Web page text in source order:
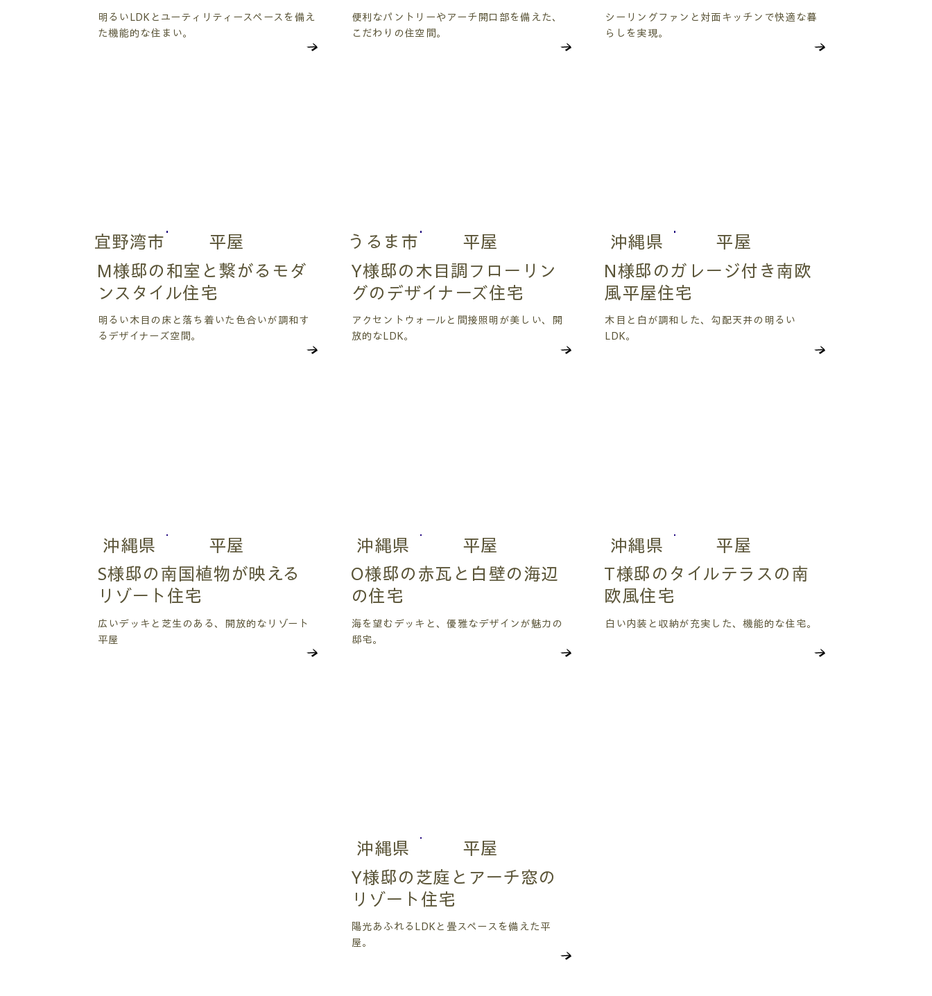
明るいLDKとユーティリティースペースを備え
た機能的な住まい。
便利なパントリーやアーチ開口部を備えた、
こだわりの住空間。
シーリングファンと対面キッチンで快適な暮
らしを実現。
宜野湾市
平屋
M様邸の和室と繋がるモダ
ンスタイル住宅
明るい木目の床と落ち着いた色合いが調和す
るデザイナーズ空間。
うるま市
平屋
Y様邸の木目調フローリン
グのデザイナーズ住宅
アクセントウォールと間接照明が美しい、開
放的なLDK。
沖縄県
平屋
N様邸のガレージ付き南欧
風平屋住宅
木目と白が調和した、勾配天井の明るい
LDK。
沖縄県
平屋
S様邸の南国植物が映える
リゾート住宅
広いデッキと芝生のある、開放的なリゾート
平屋
沖縄県
平屋
O様邸の赤瓦と白壁の海辺
の住宅
海を望むデッキと、優雅なデザインが魅力の
邸宅。
沖縄県
平屋
T様邸のタイルテラスの南
欧風住宅
白い内装と収納が充実した、機能的な住宅。
沖縄県
平屋
Y様邸の芝庭とアーチ窓の
リゾート住宅
陽光あふれるLDKと畳スペースを備えた平
屋。